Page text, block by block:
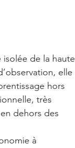
de la haute
elle
hors
très
dehors des
à